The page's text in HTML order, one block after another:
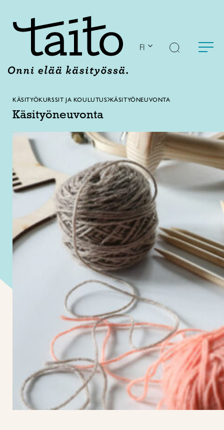
FI
KÄSITYÖKURSSIT JA KOULUTUS KÄSITYÖNEUVONTA
Käsityöneuvonta